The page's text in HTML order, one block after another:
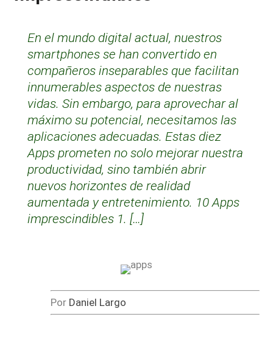
En el mundo digital actual, nuestros
smartphones se han convertido en
compañeros inseparables que facilitan
innumerables aspectos de nuestras
vidas. Sin embargo, para aprovechar al
máximo su potencial, necesitamos las
aplicaciones adecuadas. Estas diez
Apps prometen no solo mejorar nuestra
productividad, sino también abrir
nuevos horizontes de realidad
aumentada y entretenimiento. 10 Apps
imprescindibles 1. […]
Por Daniel Largo